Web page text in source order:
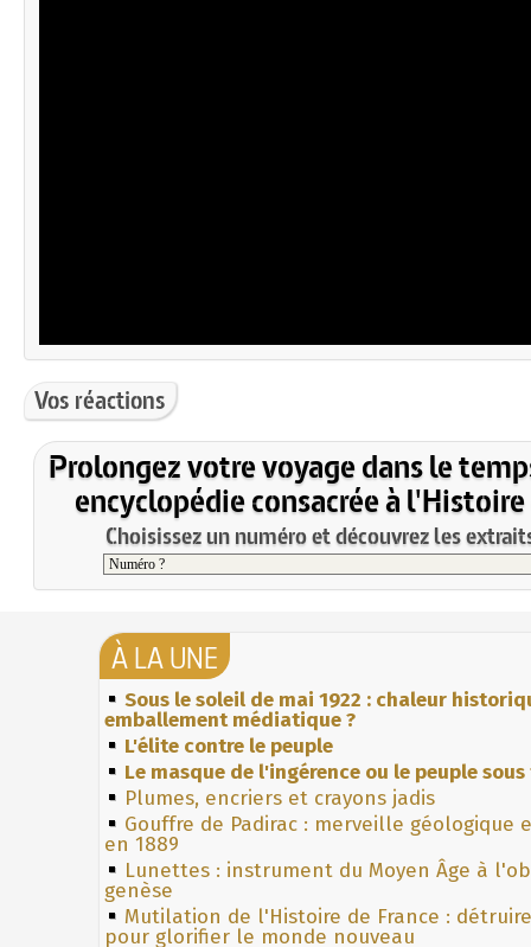
Vos réactions
Prolongez votre voyage dans le
encyclopédie consacrée à l'Histoire
Choisissez un numéro et découvrez les
À LA UNE
Sous le soleil de mai 1922 : chaleur
emballement médiatique ?
L'élite contre le peuple
Le masque de l'ingérence ou le peuple
Plumes, encriers et crayons jadis
Gouffre de Padirac : merveille géologique
en 1889
Lunettes : instrument du Moyen Âge à
genèse
Mutilation de l'Histoire de France :
pour glorifier le monde nouveau